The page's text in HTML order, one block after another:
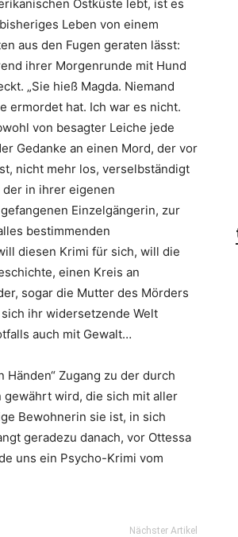
Ostküste lebt, ist es
Leben von einem
aus den Fugen geraten lässt:
ihrer Morgenrunde mit Hund
„Sie hieß Magda. Niemand
ermordet hat. Ich war es nicht.
von besagter Leiche jede
Gedanke an einen Mord, der vor
nicht mehr los, verselbständigt
in ihrer eigenen
Einzelgängerin, zur
bestimmenden
diesen Krimi für sich, will die
einen Kreis an
sogar die Mutter des Mörders
ihr widersetzende Welt
auch mit Gewalt…
Zugang zu der durch
wird, die sich mit aller
Bewohnerin sie ist, in sich
geradezu danach, vor Ottessa
uns ein Psycho-Krimi vom
Nächster Artikel